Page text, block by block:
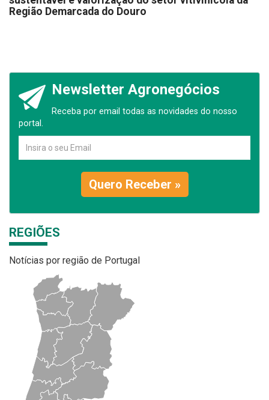
Região Demarcada do Douro
Newsletter Agronegócios
Receba por email todas as novidades do nosso
portal.
Quero Receber »
REGIÕES
Notícias por região de Portugal